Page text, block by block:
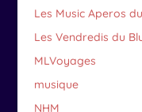
Les Music Aperos
Les Vendredis du
MLVoyages
musique
NHM